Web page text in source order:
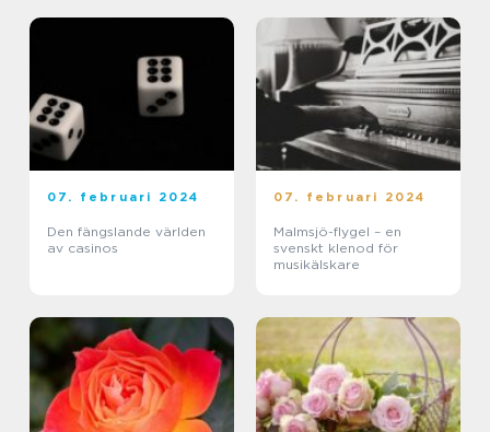
07. februari 2024
Den fängslande världen
av casinos
07. februari 2024
Malmsjö-flygel – en
svenskt klenod för
musikälskare